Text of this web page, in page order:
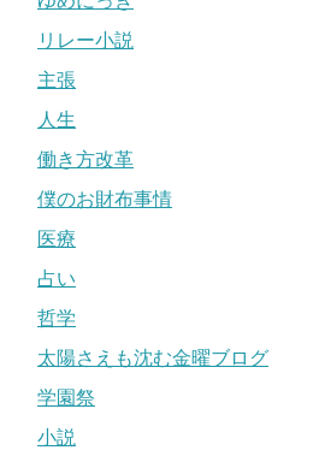
リレー小説
主張
人生
働き方改革
僕のお財布事情
医療
占い
哲学
太陽さえも沈む金曜ブログ
学園祭
小説